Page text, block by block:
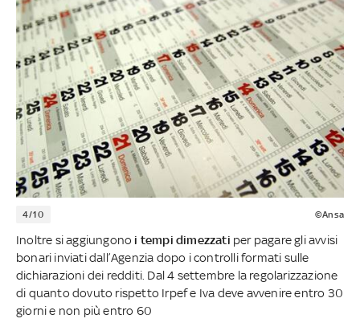
4/10 ©Ansa
Inoltre si aggiungono i tempi dimezzati per pagare gli avvisi
bonari inviati dall’Agenzia dopo i controlli formati sulle
dichiarazioni dei redditi. Dal 4 settembre la regolarizzazione
di quanto dovuto rispetto Irpef e Iva deve avvenire entro 30
giorni e non più entro 60